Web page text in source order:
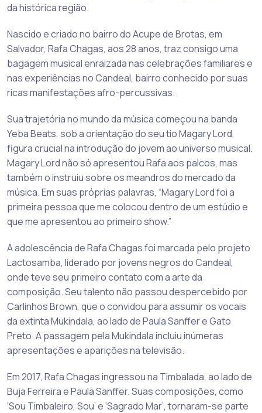
da histórica região.
Nascido e criado no bairro do Acupe de Brotas, em
Salvador, Rafa Chagas, aos 28 anos, traz consigo uma
bagagem musical enraizada nas celebrações familiares e
nas experiências no Candeal, bairro conhecido por suas
ricas manifestações afro-percussivas.
Sua trajetória no mundo da música começou na banda
Yeba Beats, sob a orientação do seu tio Magary Lord,
figura crucial na introdução do jovem ao universo musical.
Magary Lord não só apresentou Rafa aos palcos, mas
também o instruiu sobre os meandros do mercado da
música. Em suas próprias palavras, “Magary Lord foi a
primeira pessoa que me colocou dentro de um estúdio e
que me apresentou ao primeiro show.”
A adolescência de Rafa Chagas foi marcada pelo projeto
Lactosamba, liderado por jovens negros do Candeal,
onde teve seu primeiro contato com a arte da
composição. Seu talento não passou despercebido por
Carlinhos Brown, que o convidou para assumir os vocais
da extinta Mukindala, ao lado de Paula Sanffer e Gato
Preto. A passagem pela Mukindala incluiu inúmeras
apresentações e aparições na televisão.
Em 2017, Rafa Chagas ingressou na Timbalada, ao lado de
Buja Ferreira e Paula Sanffer. Suas composições, como
‘Sou Timbaleiro, Sou’ e ‘Sagrado Mar’, tornaram-se parte